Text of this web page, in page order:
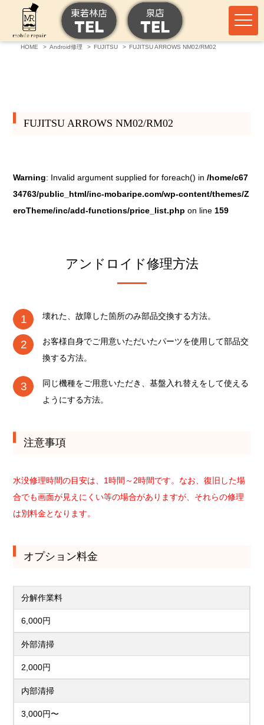
HOME Android修理 FUJITSU FUJITSU ARROWS NM02/RM02
FUJITSU ARROWS NM02/RM02
Warning: Invalid argument supplied for foreach() in/home/c67
34763/public_html/inc-mobaripe.com/wp-content/themes/Z
eroTheme/inc/add-functions/price_list.php on line 159
アンドロイド修理方法
壊れた、故障した箇所のみ部品交換する方法。
お客様自身でご用意いただいたパーツを使用して部品交
換する方法。
同じ機種をご用意いただき、基盤入れ替えをして使える
ようにする方法。
注意事項
水没修理時間の目安は、1時間～2時間です。なお、復旧した場
合でも画面が見えにくい等の場合がありますが、それらの修理
は別料金となります。
オプション料金
分解作業料
6,000円
外部清掃
2,000円
内部清掃
3,000円〜